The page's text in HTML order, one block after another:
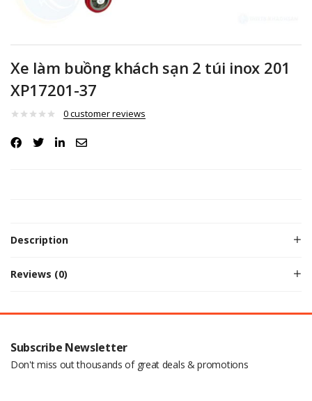
Xe làm buồng khách sạn 2 túi inox 201
XP17201-37
0customer reviews
Description
Reviews (0)
Subscribe Newsletter
Don't miss out thousands of great deals & promotions